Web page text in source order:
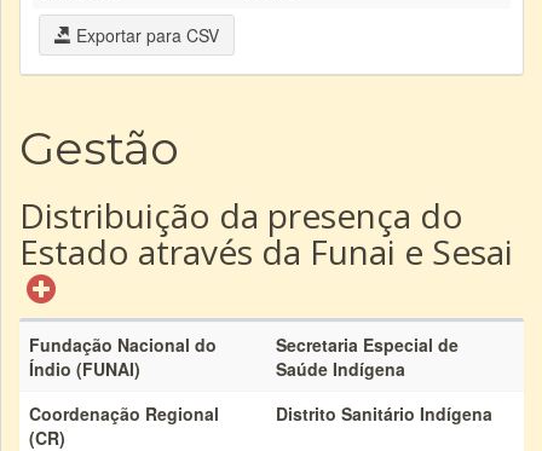
Exportar para CSV
Gestão
Distribuição da presença do
Estado através da Funai e Sesai
Fundação Nacional do
Índio (FUNAI)
Secretaria Especial de
Saúde Indígena
Coordenação Regional
(CR)
Distrito Sanitário Indígena